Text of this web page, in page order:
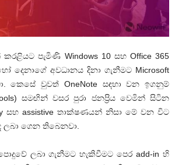
පැමිණි Windows 10 සහ Office 365
දෙනාගේ අවධානය දිනා ගැනීමට Microsoft
කෙසේ වුවත් OneNote සඳහා වන ඉගනුම්
සමඟින් වසර පුරා ජනප්‍රිය වෙමින් සිටින
සහ assistive තාක්ෂණයන් නිසා මේ වන විට
ලබා ගෙන තිබෙනවා.
ලබා ගැනීමට හැකිවීමට පෙර add-in හි